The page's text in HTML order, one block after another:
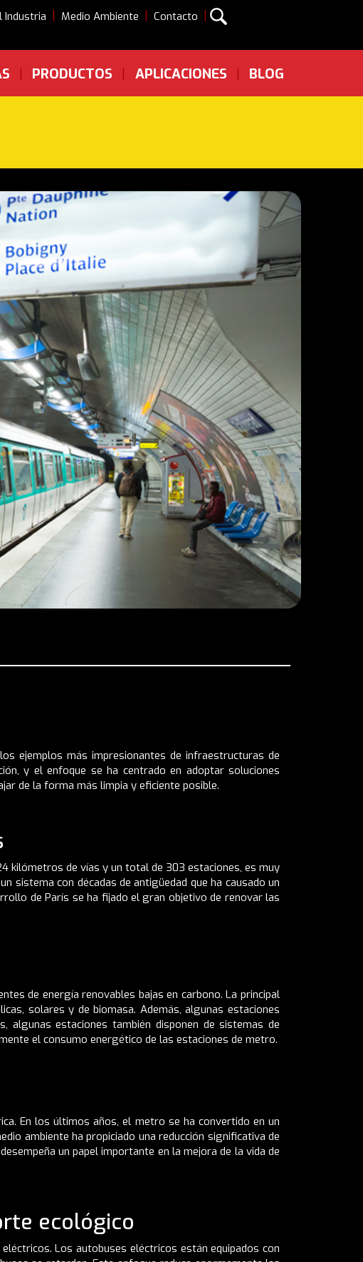
Industria | Medio Ambiente | Contacto |
| PRODUCTOS | APLICACIONES | BLOG
ejemplos más impresionantes de infraestructuras de
y el enfoque se ha centrado en adoptar soluciones
de la forma más limpia y eficiente posible.
kilómetros de vías y un total de 303 estaciones, es muy
con décadas de antigüedad que ha causado un
de París se ha fijado el gran objetivo de renovar las
de energía renovables bajas en carbono. La principal
solares y de biomasa. Además, algunas estaciones
algunas estaciones también disponen de sistemas de
el consumo energético de las estaciones de metro.
En los últimos años, el metro se ha convertido en un
ambiente ha propiciado una reducción significativa de
un papel importante en la mejora de la vida de
ecológico
Los autobuses eléctricos están equipados con